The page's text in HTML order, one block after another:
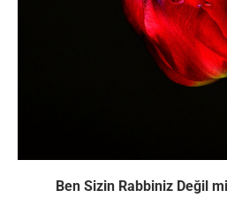
Ben Sizin Rabbiniz Değil